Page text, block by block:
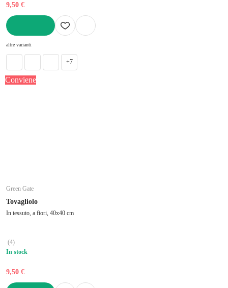
9,50 €
altre varianti
+7
Conviene
Green Gate
Tovagliolo
In tessuto, a fiori, 40x40 cm
(4)
In stock
9,50 €